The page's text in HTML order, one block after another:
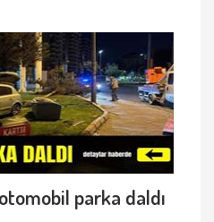
parka daldı